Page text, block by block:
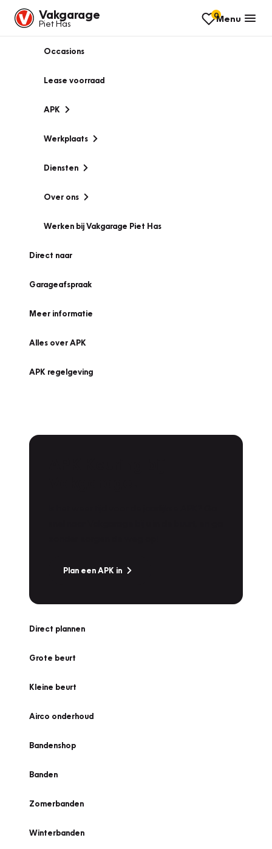
Vakgarage
Piet Has
0Menu
Occasions
Lease voorraad
APK
Werkplaats
Diensten
Over ons
Werken bij Vakgarage Piet Has
Direct naar
Garageafspraak
Meer informatie
Alles over APK
APK regelgeving
Plan een APK in
Direct plannen
Grote beurt
Kleine beurt
Airco onderhoud
Bandenshop
Banden
Zomerbanden
Winterbanden